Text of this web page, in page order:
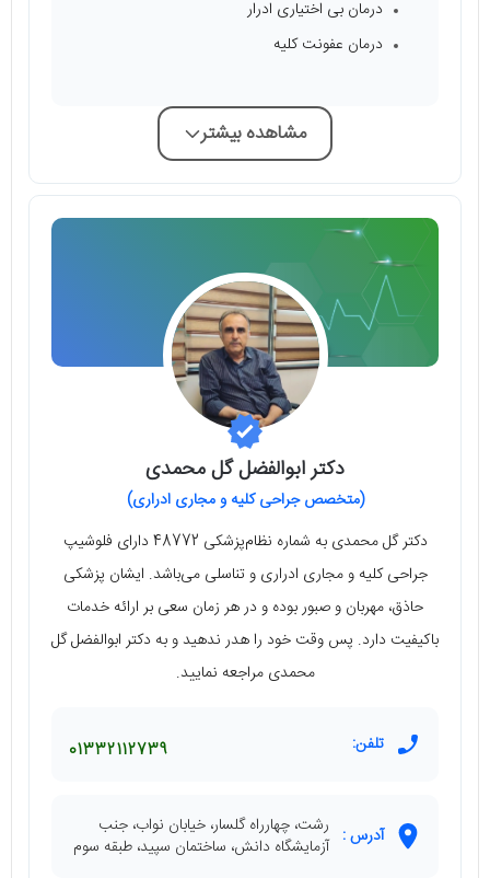
درمان بی اختیاری ادرار
درمان عفونت کلیه
مشاهده بیشتر
دکتر ابوالفضل گل محمدی
(متخصص جراحی کلیه و مجاری ادراری)
دکتر گل محمدی به شماره نظام‌پزشکی 48772 دارای فلوشیپ
جراحی کلیه و مجاری ادراری و تناسلی می‌باشد. ایشان پزشکی
حاذق، مهربان و صبور بوده و در هر زمان سعی بر ارائه خدمات
باکیفیت دارد. پس وقت خود را هدر ندهید و به دکتر ابوالفضل گل
محمدی مراجعه نمایید.
تلفن: 01332112739
آدرس : رشت، چهارراه گلسار، خیابان نواب، جنب
آزمایشگاه دانش، ساختمان سپید، طبقه سوم